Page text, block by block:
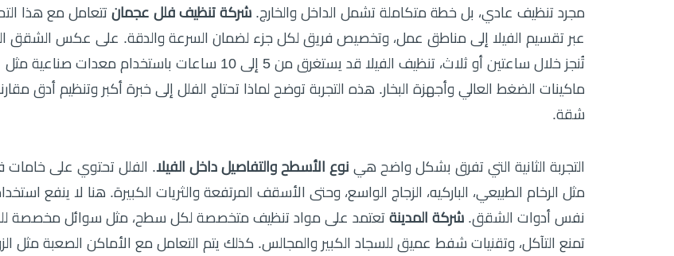
مجرد تنظيف عادي، بل خطة متكاملة تشمل الداخل والخارج. شركة تنظيف فلل عجمان تتعامل مع هذا
عبر تقسيم الفيلا إلى مناطق عمل، وتخصيص فريق لكل جزء لضمان السرعة والدقة. على عكس الشقق
تُنجز خلال ساعتين أو ثلاث، تنظيف الفيلا قد يستغرق من 5 إلى 10 ساعات باستخدام معدات صناعية مثل
ماكينات الضغط العالي وأجهزة البخار. هذه التجربة توضح لماذا تحتاج الفلل إلى خبرة أكبر وتنظيم أدق
شقة.
التجربة الثانية التي تفرق بشكل واضح هي نوع الأسطح والتفاصيل داخل الفيلا. الفلل تحتوي على خامات
مثل الرخام الطبيعي، الباركيه، الزجاج الواسع، وحتى الأسقف المرتفعة والثريات الكبيرة. هنا لا ينفع
نفس أدوات الشقق. شركة المدينة تعتمد على مواد تنظيف متخصصة لكل سطح، مثل سوائل مخصصة
تمنع التآكل، وتقنيات شفط عميق للسجاد الكبير والمجالس. كذلك يتم التعامل مع الأماكن الصعبة مثل